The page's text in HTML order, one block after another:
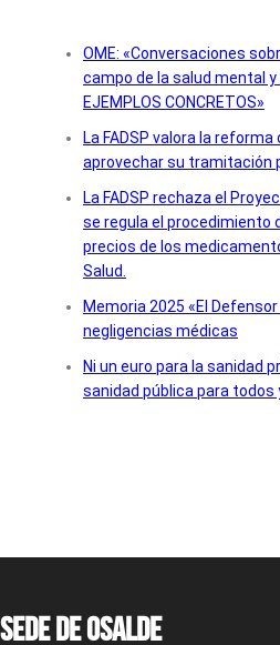
OME: «Conversaciones
campo de la salud mental y
EJEMPLOS CONCRETOS»
La FADSP valora la
aprovechar su tramitación
La FADSP rechaza el
se regula el procedimiento
precios de los
Salud.
Memoria 2025 «El
negligencias médicas
Ni un euro para la sanidad
sanidad pública para todos
Sede de OSALDE